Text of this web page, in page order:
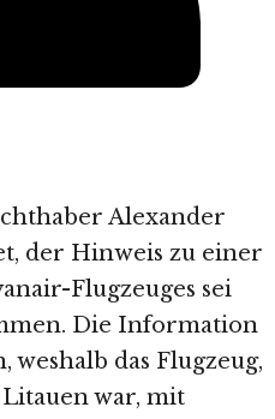
Alexander
der Hinweis zu einer
Flugzeuges sei
Die Information
weshalb das Flugzeug,
Litauen war, mit